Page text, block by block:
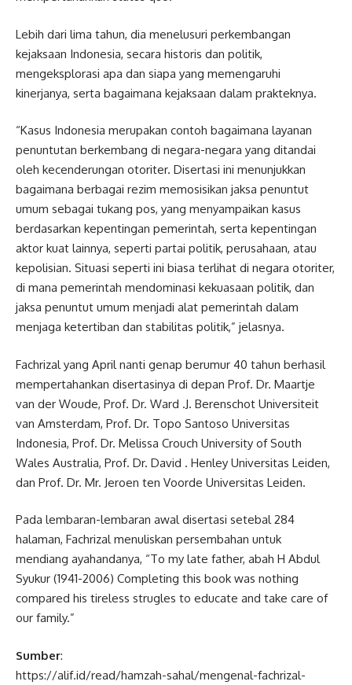
Lebih dari lima tahun, dia menelusuri perkembangan
kejaksaan Indonesia, secara historis dan politik,
mengeksplorasi apa dan siapa yang memengaruhi
kinerjanya, serta bagaimana kejaksaan dalam prakteknya.
“Kasus Indonesia merupakan contoh bagaimana layanan
penuntutan berkembang di negara-negara yang ditandai
oleh kecenderungan otoriter. Disertasi ini menunjukkan
bagaimana berbagai rezim memosisikan jaksa penuntut
umum sebagai tukang pos, yang menyampaikan kasus
berdasarkan kepentingan pemerintah, serta kepentingan
aktor kuat lainnya, seperti partai politik, perusahaan, atau
kepolisian. Situasi seperti ini biasa terlihat di negara otoriter,
di mana pemerintah mendominasi kekuasaan politik, dan
jaksa penuntut umum menjadi alat pemerintah dalam
menjaga ketertiban dan stabilitas politik,” jelasnya.
Fachrizal yang April nanti genap berumur 40 tahun berhasil
mempertahankan disertasinya di depan Prof. Dr. Maartje
van der Woude, Prof. Dr. Ward .J. Berenschot Universiteit
van Amsterdam, Prof. Dr. Topo Santoso Universitas
Indonesia, Prof. Dr. Melissa Crouch University of South
Wales Australia, Prof. Dr. David . Henley Universitas Leiden,
dan Prof. Dr. Mr. Jeroen ten Voorde Universitas Leiden.
Pada lembaran-lembaran awal disertasi setebal 284
halaman, Fachrizal menuliskan persembahan untuk
mendiang ayahandanya, “To my late father, abah H Abdul
Syukur (1941-2006) Completing this book was nothing
compared his tireless strugles to educate and take care of
our family.”
Sumber:
https://alif.id/read/hamzah-sahal/mengenal-fachrizal-